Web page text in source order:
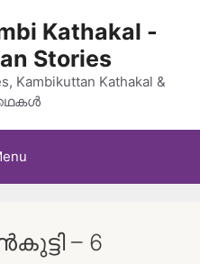
Kathakal -
Stories
Kambikuttan Kathakal &
– 6